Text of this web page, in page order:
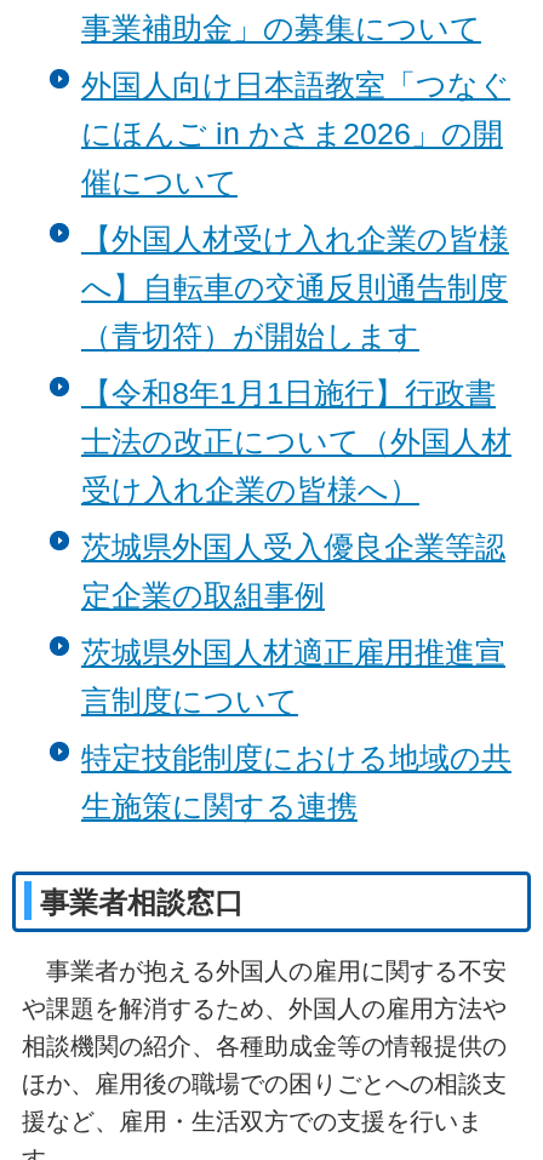
事業補助金」の募集について
外国人向け日本語教室「つなぐ
にほんご in かさま2026」の開
催について
【外国人材受け入れ企業の皆様
へ】自転車の交通反則通告制度
（青切符）が開始します
【令和8年1月1日施行】行政書
士法の改正について（外国人材
受け入れ企業の皆様へ）
茨城県外国人受入優良企業等認
定企業の取組事例
茨城県外国人材適正雇用推進宣
言制度について
特定技能制度における地域の共
生施策に関する連携
事業者相談窓口
事業者が抱える外国人の雇用に関する不安
や課題を解消するため、外国人の雇用方法や
相談機関の紹介、各種助成金等の情報提供の
ほか、雇用後の職場での困りごとへの相談支
援など、雇用・生活双方での支援を行いま